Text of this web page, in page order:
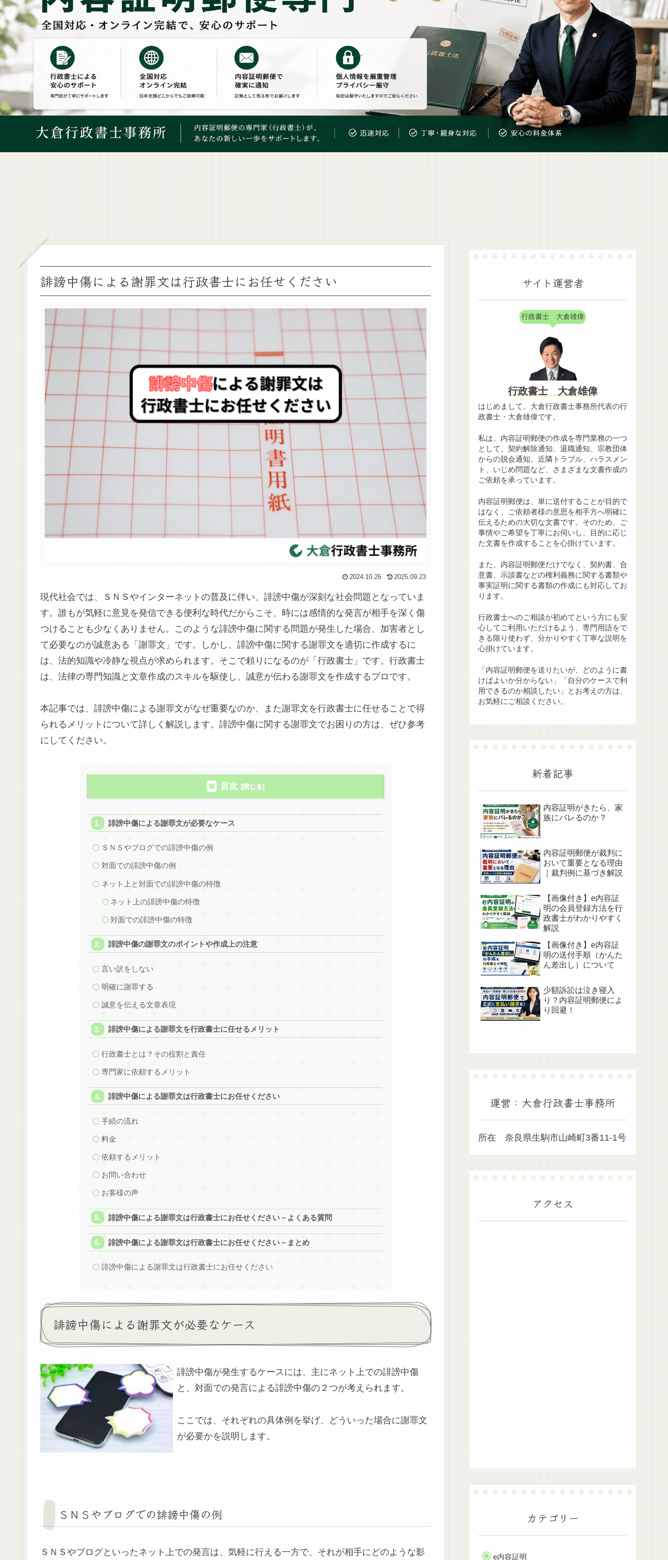
誹謗中傷による謝罪文は行政書士にお任せください
2024.10.26 2025.09.23
現代社会では、ＳＮＳやインターネットの普及に伴い、誹謗中傷が深刻な社会問題となっていま
す。誰もが気軽に意見を発信できる便利な時代だからこそ、時には感情的な発言が相手を深く傷
つけることも少なくありません。このような誹謗中傷に関する問題が発生した場合、加害者とし
て必要なのが誠意ある「謝罪文」です。しかし、誹謗中傷に関する謝罪文を適切に作成するに
は、法的知識や冷静な視点が求められます。そこで頼りになるのが「行政書士」です。行政書士
は、法律の専門知識と文章作成のスキルを駆使し、誠意が伝わる謝罪文を作成するプロです。
本記事では、誹謗中傷による謝罪文がなぜ重要なのか、また謝罪文を行政書士に任せることで得
られるメリットについて詳しく解説します。誹謗中傷に関する謝罪文でお困りの方は、ぜひ参考
にしてください。
目次
誹謗中傷による謝罪文が必要なケース
ＳＮＳやブログでの誹謗中傷の例
対面での誹謗中傷の例
ネット上と対面での誹謗中傷の特徴
ネット上の誹謗中傷の特徴
対面での誹謗中傷の特徴
誹謗中傷の謝罪文のポイントや作成上の注意
言い訳をしない
明確に謝罪する
誠意を伝える文章表現
誹謗中傷による謝罪文を行政書士に任せるメリット
行政書士とは？その役割と責任
専門家に依頼するメリット
誹謗中傷による謝罪文は行政書士にお任せください
手続の流れ
料金
依頼するメリット
お問い合わせ
お客様の声
誹謗中傷による謝罪文は行政書士にお任せください－よくある質問
誹謗中傷による謝罪文は行政書士にお任せください－まとめ
誹謗中傷による謝罪文は行政書士にお任せください
誹謗中傷による謝罪文が必要なケース
誹謗中傷が発生するケースには、主にネット上での誹謗中傷
と、対面での発言による誹謗中傷の２つが考えられます。
ここでは、それぞれの具体例を挙げ、どういった場合に謝罪文
が必要かを説明します。
ＳＮＳやブログでの誹謗中傷の例
ＳＮＳやブログといったネット上での発言は、気軽に行える一方で、それが相手にどのような影
サイト運営者
行政書士 大倉雄偉
行政書士 大倉雄偉
はじめまして。大倉行政書士事務所代表の行
政書士・大倉雄偉です。
私は、内容証明郵便の作成を専門業務の一つ
として、契約解除通知、退職通知、宗教団体
からの脱会通知、近隣トラブル、ハラスメン
ト、いじめ問題など、さまざまな文書作成の
ご依頼を承っています。
内容証明郵便は、単に送付することが目的で
はなく、ご依頼者様の意思を相手方へ明確に
伝えるための大切な文書です。そのため、ご
事情やご希望を丁寧にお伺いし、目的に応じ
た文書を作成することを心掛けています。
また、内容証明郵便だけでなく、契約書、合
意書、示談書などの権利義務に関する書類や
事実証明に関する書類の作成にも対応してお
ります。
行政書士へのご相談が初めてという方にも安
心してご利用いただけるよう、専門用語をで
きる限り使わず、分かりやすく丁寧な説明を
心掛けています。
「内容証明郵便を送りたいが、どのように書
けばよいか分からない」「自分のケースで利
用できるのか相談したい」とお考えの方は、
お気軽にご相談ください。
新着記事
内容証明がきたら、家
族にバレるのか？
内容証明郵便が裁判に
おいて重要となる理由
｜裁判例に基づき解説
【画像付き】e内容証
明の会員登録方法を行
政書士がわかりやすく
解説
【画像付き】e内容証
明の送付手順（かんた
ん差出し）について
少額訴訟は泣き寝入
り？内容証明郵便によ
り回避！
運営：大倉行政書士事務所
所在 奈良県生駒市山崎町3番11-1号
アクセス
カテゴリー
e内容証明